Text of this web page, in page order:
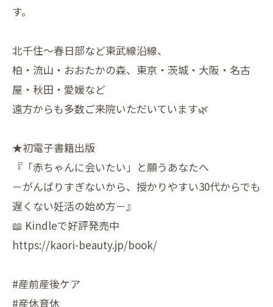
す。
北千住～春日部など東武線沿線、
柏・流山・おおたかの森、東京・茨城・大阪・名古
屋・秋田・愛媛など
遠方からも多数ご来院いただいています🌿
★初電子書籍出版
『「赤ちゃんに会いたい」と願うあなたへ
－がんばりすぎないから、授かりやすい30代からでも
遅くない妊活の始め方－』
📖 Kindleで好評発売中
https://kaori-beauty.jp/book/
#産前産後ケア
#産休育休